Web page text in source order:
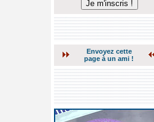
Envoyez cette
page à un ami !